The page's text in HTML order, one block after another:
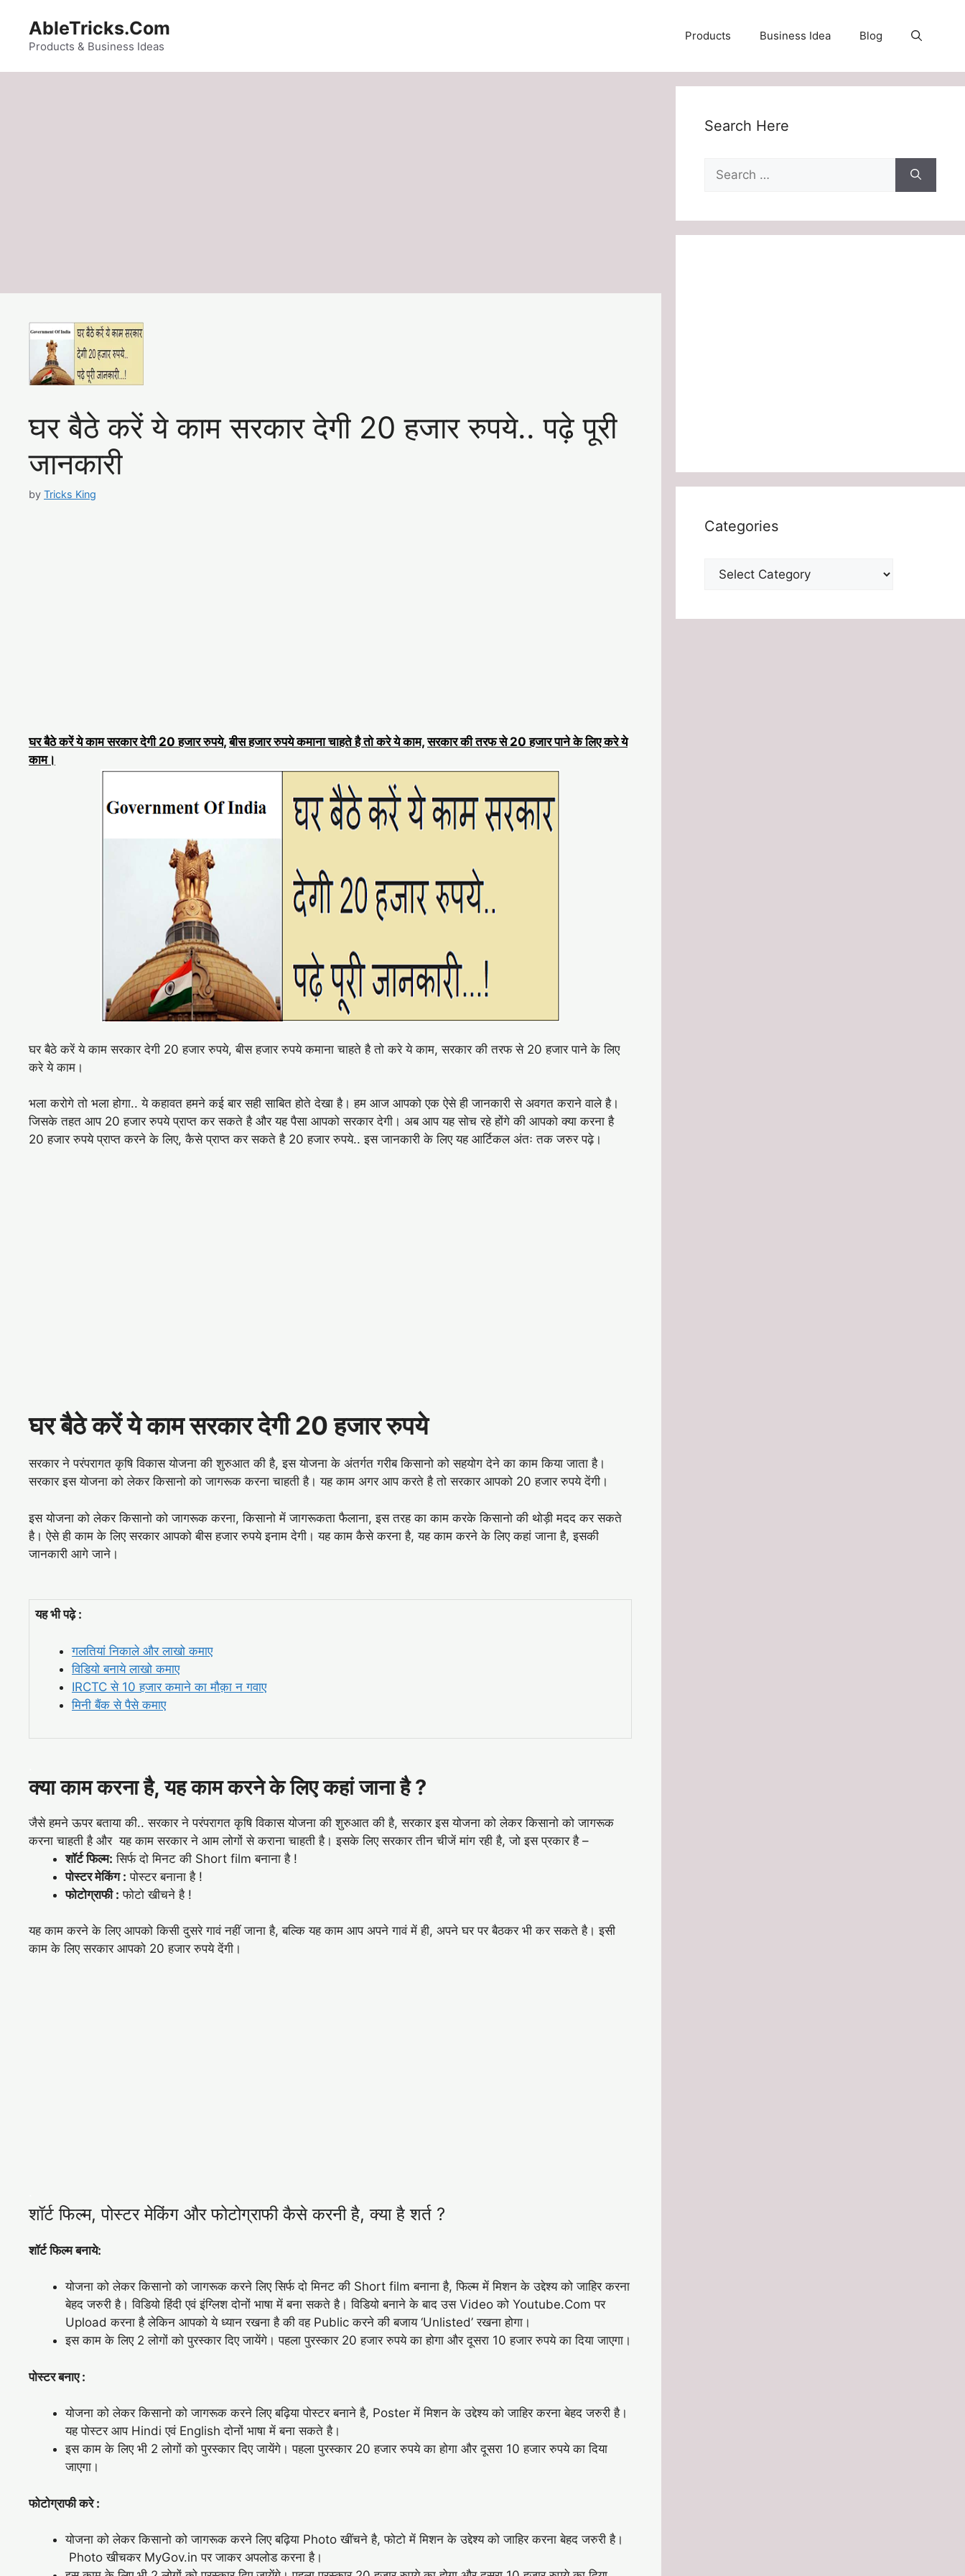
content
AbleTricks.Com
Products & Business Ideas
Products Business Idea Blog
घर बैठे करें ये काम सरकार देगी 20 हजार रुपये.. पढ़े पूरी
जानकारी
by Tricks King
घर बैठे करें ये काम सरकार देगी 20 हजार रुपये,बीस हजार रुपये कमाना चाहते है तो करे ये काम, सरकार की तरफ से 20 हजार पाने के लिए करे ये
काम।
घर बैठे करें ये काम सरकार देगी 20 हजार रुपये, बीस हजार रुपये कमाना चाहते है तो करे ये काम, सरकार की तरफ से 20 हजार पाने के लिए
करे ये काम।
भला करोगे तो भला होगा.. ये कहावत हमने कई बार सही साबित होते देखा है। हम आज आपको एक ऐसे ही जानकारी से अवगत कराने वाले है।
जिसके तहत आप 20 हजार रुपये प्राप्त कर सकते है और यह पैसा आपको सरकार देगी। अब आप यह सोच रहे होंगे की आपको क्या करना है
20 हजार रुपये प्राप्त करने के लिए, कैसे प्राप्त कर सकते है 20 हजार रुपये.. इस जानकारी के लिए यह आर्टिकल अंतः तक जरुर पढ़े।
घर बैठे करें ये काम सरकार देगी 20 हजार रुपये
सरकार ने परंपरागत कृष‍ि विकास योजना की शुरुआत की है, इस योजना के अंतर्गत गरीब किसानो को सहयोग देने का काम किया जाता है।
सरकार इस योजना को लेकर किसानो को जागरूक करना चाहती है। यह काम अगर आप करते है तो सरकार आपको 20 हजार रुपये देंगी।
इस योजना को लेकर किसानो को जागरूक करना, किसानो में जागरूकता फैलाना, इस तरह का काम करके किसानो की थोड़ी मदद कर सकते
है। ऐसे ही काम के लिए सरकार आपको बीस हजार रुपये इनाम देगी। यह काम कैसे करना है, यह काम करने के लिए कहां जाना है, इसकी
जानकारी आगे जाने।
यह भी पढ़े :
गलतियां निकाले और लाखो कमाए
विडियो बनाये लाखो कमाए
IRCTC से 10 हजार कमाने का मौक़ा न गवाए
मिनी बैंक से पैसे कमाए
क्या काम करना है, यह काम करने के लिए कहां जाना है ?
जैसे हमने ऊपर बताया की.. सरकार ने परंपरागत कृष‍ि विकास योजना की शुरुआत की है, सरकार इस योजना को लेकर किसानो को जागरूक
करना चाहती है और यह काम सरकार ने आम लोगों से कराना चाहती है। इसके लिए सरकार तीन चीजें मांग रही है, जो इस प्रकार है –
शॉर्ट फिल्म: सिर्फ दो म‍िनट की Short film बनाना है !
पोस्टर मेक‍िंग : पोस्टर बनाना है !
फोटोग्राफी : फोटो खीचने है !
यह काम करने के लिए आपको किसी दुसरे गावं नहीं जाना है, बल्कि यह काम आप अपने गावं में ही, अपने घर पर बैठकर भी कर सकते है। इसी
काम के लिए सरकार आपको 20 हजार रुपये देंगी।
शॉर्ट फिल्म, पोस्टर मेक‍िंग और फोटोग्राफी कैसे करनी है, क्या है शर्त ?
शॉर्ट फिल्म बनाये:
योजना को लेकर किसानो को जागरूक करने लिए सिर्फ दो म‍िनट की Short film बनाना है, फिल्म में म‍िशन के उद्देश्य को जाहिर करना
बेहद जरुरी है। विडियो हिंदी एवं इंग्लिश दोनों भाषा में बना सकते है। विडियो बनाने के बाद उस Video को Youtube.Com पर
Upload करना है लेकिन आपको ये ध्यान रखना है की वह Public करने की बजाय ‘Unlisted’ रखना होगा।
इस काम के लिए 2 लोगों को पुरस्कार दिए जायेंगे। पहला पुरस्कार 20 हजार रुपये का होगा और दूसरा 10 हजार रुपये का दिया जाएगा।
पोस्टर बनाए :
योजना को लेकर किसानो को जागरूक करने लिए बढ़िया पोस्टर बनाने है, Poster में म‍िशन के उद्देश्य को जाहिर करना बेहद जरुरी है।
यह पोस्टर आप Hindi एवं English दोनों भाषा में बना सकते है।
इस काम के लिए भी 2 लोगों को पुरस्कार दिए जायेंगे। पहला पुरस्कार 20 हजार रुपये का होगा और दूसरा 10 हजार रुपये का दिया
जाएगा।
फोटोग्राफी करे :
योजना को लेकर किसानो को जागरूक करने लिए बढ़िया Photo खींचने है, फोटो में म‍िशन के उद्देश्य को जाहिर करना बेहद जरुरी है।
Photo खीचकर MyGov.in पर जाकर अपलोड करना है।
Search Here
Search
for:
Categories
Categories